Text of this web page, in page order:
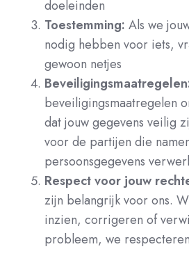
doeleinden
Toestemming: Als we
nodig hebben voor iets,
gewoon netjes
beveiligingsmaatregelen
dat jouw gegevens veilig
voor de partijen die
persoonsgegevens
Respect voor jouw
zijn belangrijk voor ons.
inzien, corrigeren of
probleem, we